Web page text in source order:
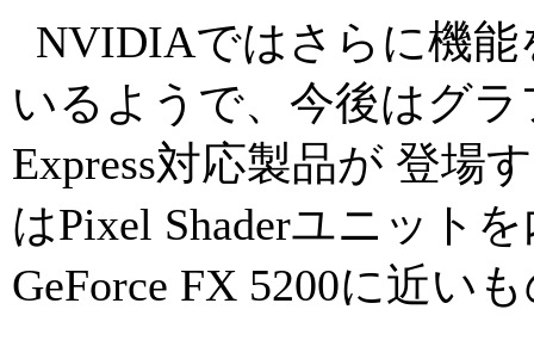
NVIDIAではさらに機
いるようで、今後はグ
Express対応製品が 登場
はPixel Shaderユニット
GeForce FX 5200に近い